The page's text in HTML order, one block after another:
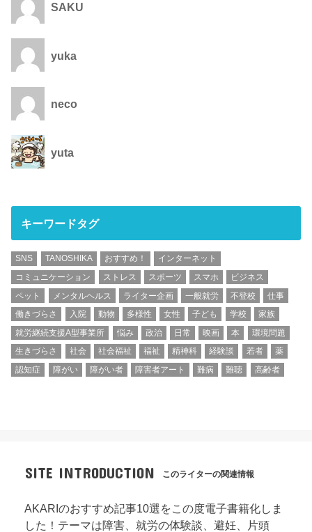
SAKU
yuka
neco
yuta
キーワードタグ
SNS TANOSHIKA おすすめ！
インターネット
コミュニケーション
ストレス スポーツ スマホ
ビジネス
ペット
メンタルヘルス ライター企画 一般就労 不登校
仕事
働きづらさ
入院 動物 多様性 女性 子ども 学校
家族
就労継続支援A型事業所
悩み 政治 日常 映画 本
環境問題
生きづらさ
社会 社会福祉 福祉 精神科 経験談 若者
薬
認知症
障がい 障がい者 障害者アート 難病 難聴 高齢者
SITE INTRODUCTION このライターの関連情報
AKARIのおすすめ記事10選をこの度電子書籍化しま
した！テーマは障害、就労の体験談、避妊、片頭